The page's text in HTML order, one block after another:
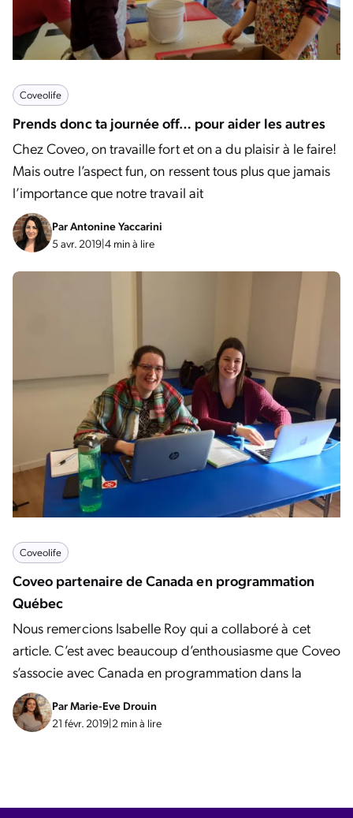
Coveolife
Prends donc ta journée off… pour aider les autres
Chez Coveo, on travaille fort et on a du plaisir à le faire!
Mais outre l’aspect fun, on ressent tous plus que jamais
l’importance que notre travail ait
ParAntonine Yaccarini
5 avr. 2019|4 min à lire
Coveolife
Coveo partenaire de Canada en programmation
Québec
Nous remercions Isabelle Roy qui a collaboré à cet
article. C’est avec beaucoup d’enthousiasme que Coveo
s’associe avec Canada en programmation dans la
ParMarie-Eve Drouin
21 févr. 2019|2 min à lire